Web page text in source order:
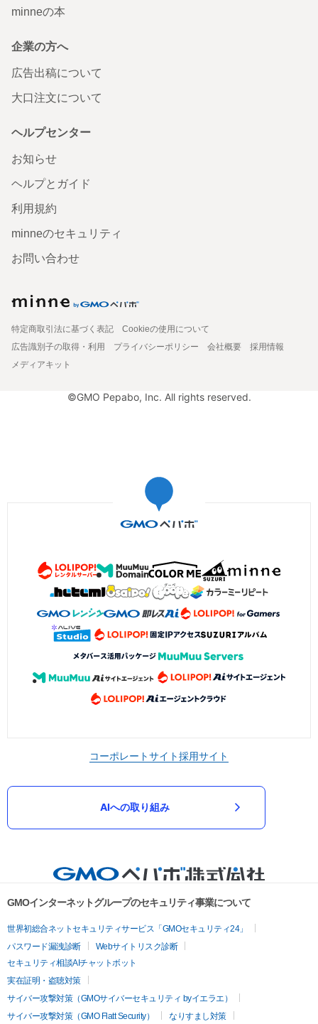
minneの本
企業の方へ
広告出稿について
大口注文について
ヘルプセンター
お知らせ
ヘルプとガイド
利用規約
minneのセキュリティ
お問い合わせ
特定商取引法に基づく表記
Cookieの使用について
広告識別子の取得・利用
プライバシーポリシー 会社概要
採用情報
メディアキット
©GMO Pepabo, Inc. All rights reserved.
コーポレートサイト採用サイト
AIへの取り組み
GMOインターネットグループのセキュリティ事業について
世界初総合ネットセキュリティサービス「GMOセキュリティ24」
パスワード漏洩診断
Webサイトリスク診断
セキュリティ相談AIチャットボット
実在証明・盗聴対策
サイバー攻撃対策（GMOサイバーセキュリティ byイエラエ）
サイバー攻撃対策（GMO Flatt Security）
なりすまし対策